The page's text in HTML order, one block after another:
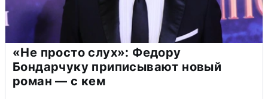
«Не просто слух»: Федору
Бондарчуку приписывают новый
роман — с кем